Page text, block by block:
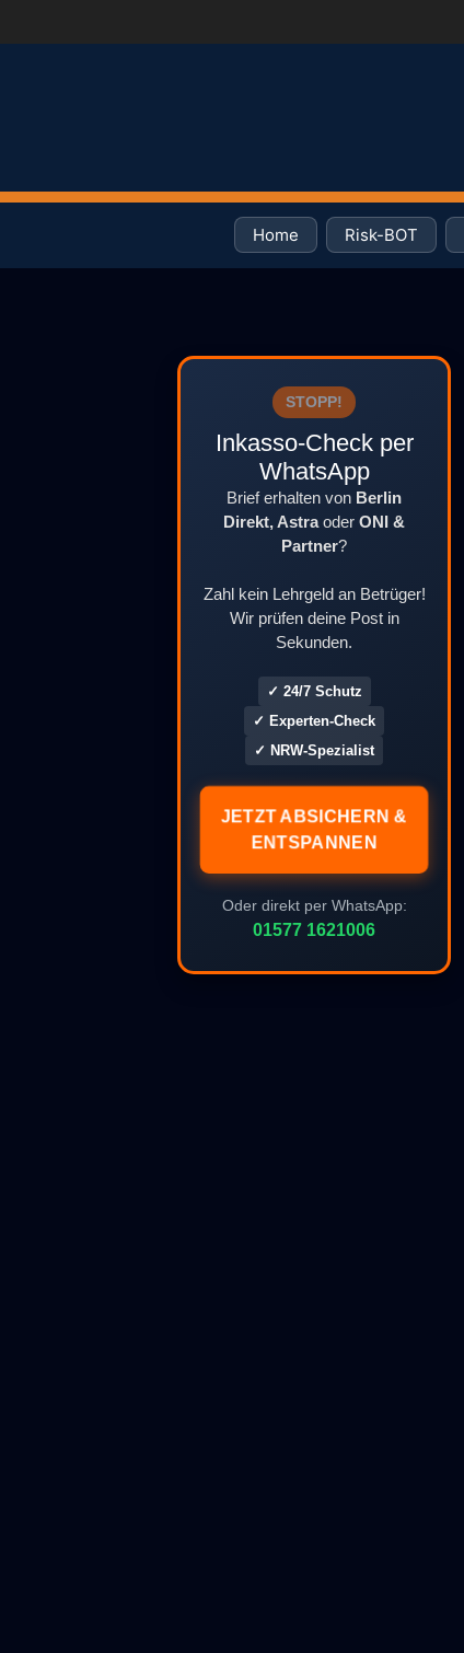
Home Risk-BOT
STOPP!
Inkasso-Check per
WhatsApp
Brief erhalten von Berlin
Direkt, Astraoder ONI &
Partner?
Zahl kein Lehrgeld an Betrüger!
Wir prüfen deine Post in
Sekunden.
✓ 24/7 Schutz
✓ Experten-Check
✓ NRW-Spezialist
JETZT ABSICHERN &
ENTSPANNEN
Oder direkt per WhatsApp:
01577 1621006